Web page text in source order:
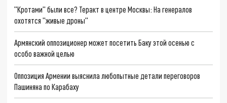
"Кротами" были все? Теракт в центре Москвы: На генералов
охотятся "живые дроны"
Армянский оппозиционер может посетить Баку этой осенью с
особо важной целью
Оппозиция Армении выяснила любопытные детали переговоров
Пашиняна по Карабаху